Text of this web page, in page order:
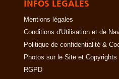
INFOS LÉGALES
Mentions légales
Conditions d'Utilisation et de
Politique de confidentialité &
Photos sur le Site et Copyrights
RGPD